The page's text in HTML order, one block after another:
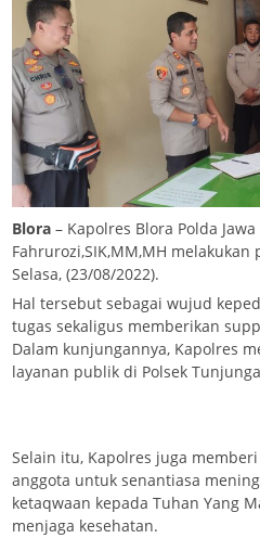
Blora – Kapolres Blora Polda Jawa
Fahrurozi,SIK,MM,MH
Selasa, (23/08/2022).
Hal tersebut sebagai wujud
tugas sekaligus memberikan
Dalam kunjungannya, Kapolres
layanan publik di Polsek
Selain itu, Kapolres juga
anggota untuk senantiasa
ketaqwaan kepada Tuhan Yang
menjaga kesehatan.